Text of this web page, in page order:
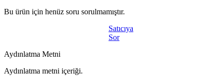
Bu ürün için henüz soru sorulmamıştır.
Satıcıya
Sor
Aydınlatma Metni
Aydınlatma metni içeriği.